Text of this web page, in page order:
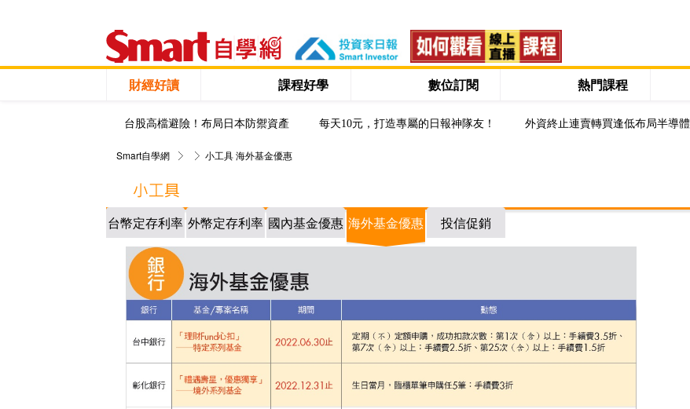
財經好讀 課程好學 數位訂閱 熱門課程
台股高檔避險！布局日本防禦資產 每天10元，打造專屬的日報神隊友！ 外資終止連賣轉買逢低布局半導體
Smart自學網 小工具海外基金優惠
台幣定存利率 外幣定存利率 國內基金優惠 海外基金優惠 投信促銷